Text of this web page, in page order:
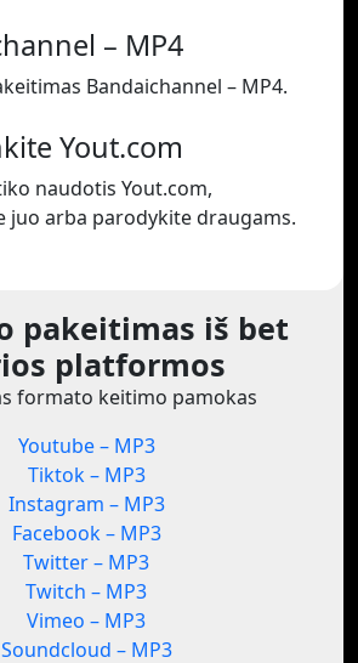
– MP4
Bandaichannel – MP4.
Yout.com
naudotis Yout.com,
juo arba parodykite draugams.
pakeitimas iš bet
platformos
formato keitimo pamokas
Youtube – MP3
Tiktok – MP3
Instagram – MP3
Facebook – MP3
Twitter – MP3
Twitch – MP3
Vimeo – MP3
Soundcloud – MP3